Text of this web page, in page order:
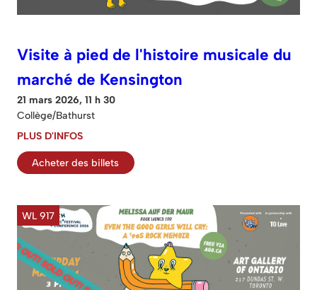
Visite à pied de l'histoire musicale du
marché de Kensington
21 mars 2026, 11 h 30
Collège/Bathurst
PLUS D'INFOS
Acheter des billets
WL 917